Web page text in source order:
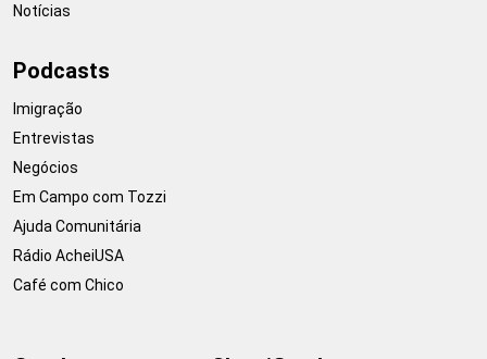
Notícias
Podcasts
Imigração
Entrevistas
Negócios
Em Campo com Tozzi
Ajuda Comunitária
Rádio AcheiUSA
Café com Chico